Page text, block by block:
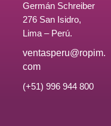
Germán Schreiber
276 San Isidro,
Lima – Perú.
ventasperu@ropim.
com
(+51) 996 944 800